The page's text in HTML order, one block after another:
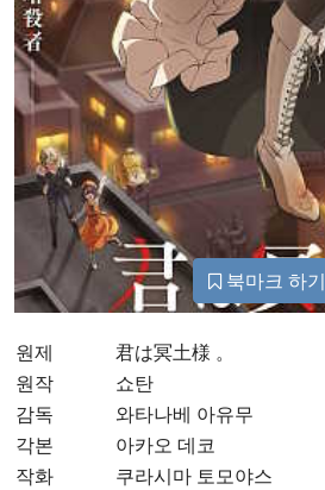
북마크 하기
원제
君は冥土様 。
원작
쇼탄
감독
와타나베 아유무
각본
아카오 데코
작화
쿠라시마 토모야스